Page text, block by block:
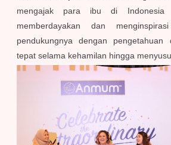
mengajak para ibu di
memberdayakan dan
pendukungnya dengan
tepat selama kehamilan hingga